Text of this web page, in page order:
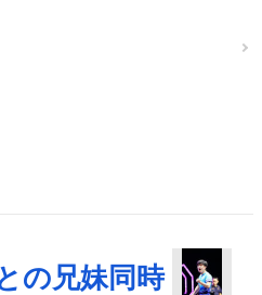
の兄妹同時